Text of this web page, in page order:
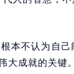
本不认为自
大成就的关键。